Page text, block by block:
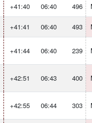
+41:40 06:40 496
+41:41 06:40 493
+41:44 06:40 239
+42:51 06:43 400
+42:55 06:44 303